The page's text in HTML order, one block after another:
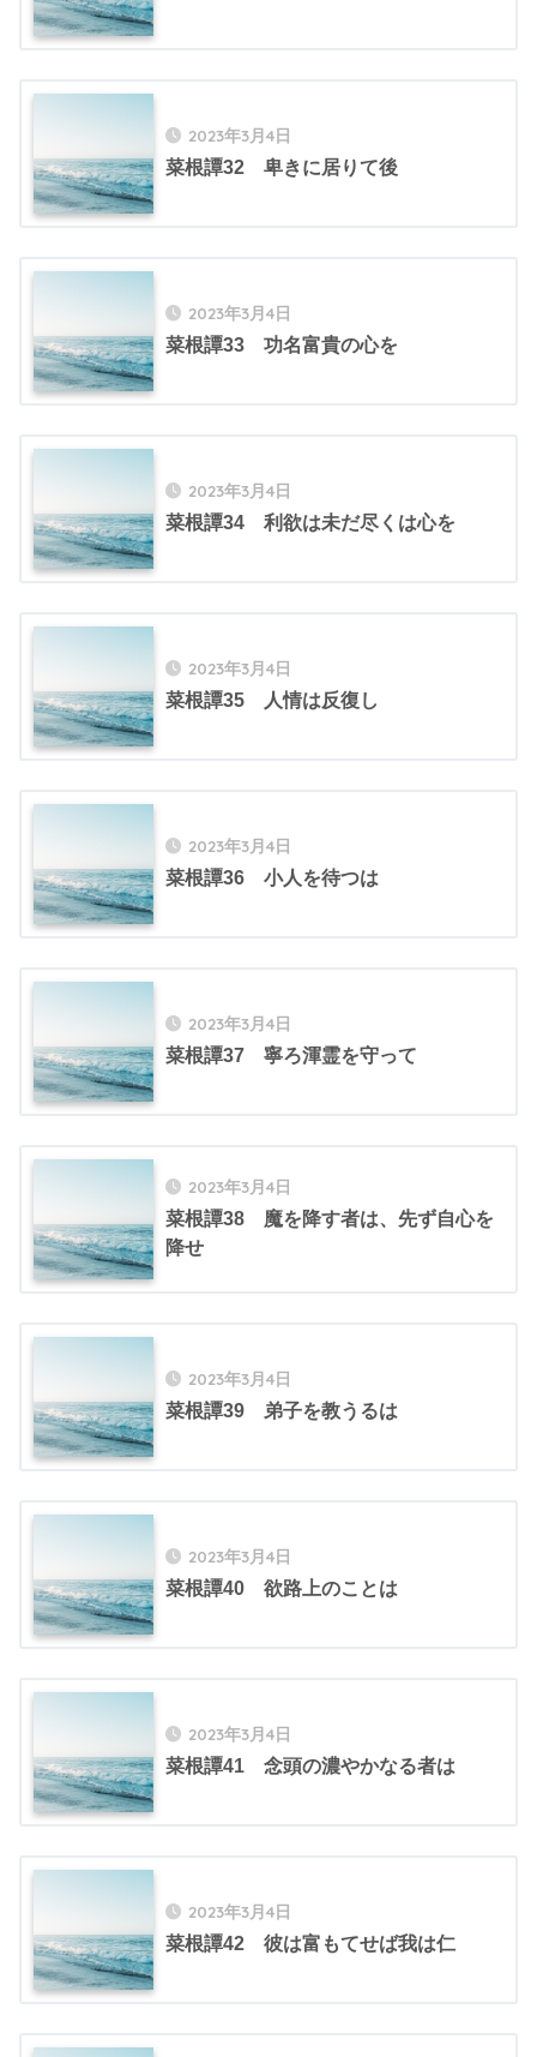
2023年3月4日
菜根譚32 卑きに居りて後
2023年3月4日
菜根譚33 功名富貴の心を
2023年3月4日
菜根譚34 利欲は未だ尽くは心を
2023年3月4日
菜根譚35 人情は反復し
2023年3月4日
菜根譚36 小人を待つは
2023年3月4日
菜根譚37 寧ろ渾霊を守って
2023年3月4日
菜根譚38 魔を降す者は、先ず自心を
降せ
2023年3月4日
菜根譚39 弟子を教うるは
2023年3月4日
菜根譚40 欲路上のことは
2023年3月4日
菜根譚41 念頭の濃やかなる者は
2023年3月4日
菜根譚42 彼は富もてせば我は仁